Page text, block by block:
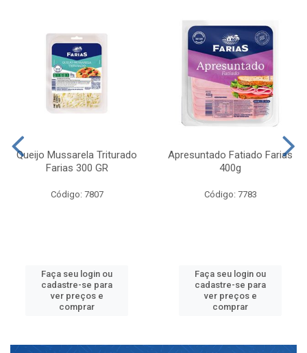
Queijo Mussarela Triturado
Farias 300 GR
Código: 7807
Faça seu login ou
cadastre-se para
ver preços e
comprar
Apresuntado Fatiado Farias
400g
Código: 7783
Faça seu login ou
cadastre-se para
ver preços e
comprar